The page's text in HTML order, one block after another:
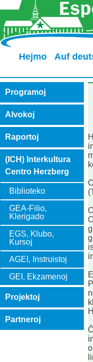
Hejmo Auf
Programoj
Alvokoj
Raportoj
(ICH) Interkultura
Centro Herzberg
Biblioteko
GEA-Filio,
Klerigado
EGS, Klubo,
Kursoj
AGEI, Instruistoj
GEI, Ekzamenoj
Projektoj
Partneroj